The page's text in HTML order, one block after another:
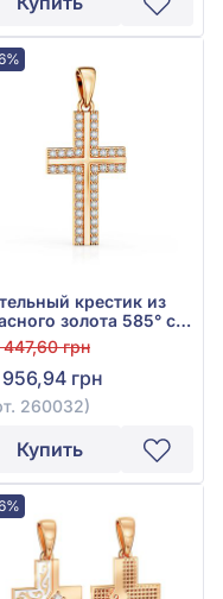
крестик из
золота 585° с
фианитом, арт.
грн
956,94 грн
260032)
Купить